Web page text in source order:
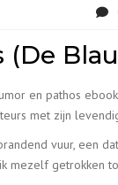
(De
en pathos
met zijn
vuur, een
mezelf getrokken